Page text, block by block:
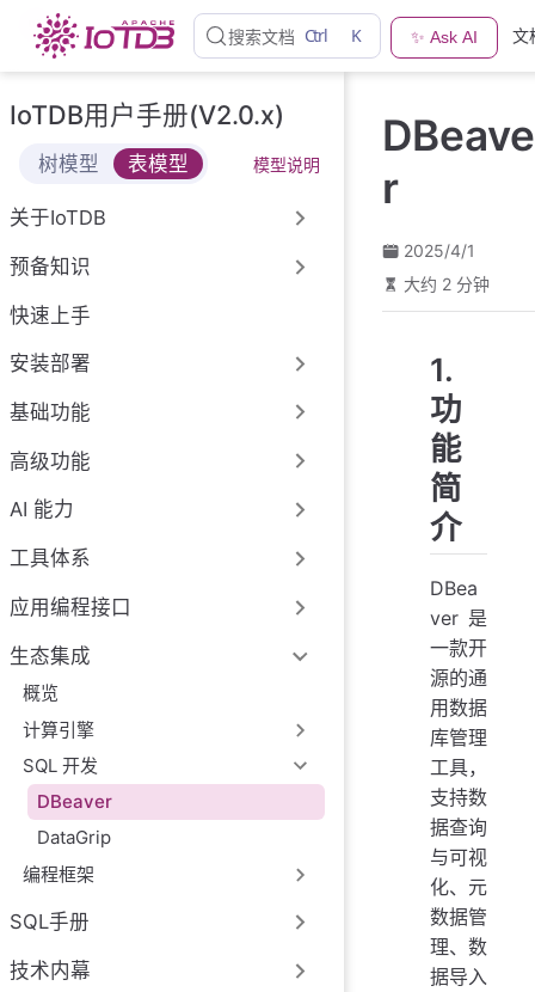
跳
至
主
要
內
容
搜索文档 Ctrl K ✨ Ask AI 文
IoTDB用户手册(V2.0.x)
树模型 表模型 模型说明
关于IoTDB
预备知识
快速上手
安装部署
基础功能
高级功能
AI 能力
工具体系
应用编程接口
生态集成
概览
计算引擎
SQL 开发
DBeaver
DataGrip
编程框架
SQL手册
技术内幕
DBeave
r
2025/4/1
大约 2 分钟
1.
功
能
简
介
DBea
ver 是
一款开
源的通
用数据
库管理
工具，
支持数
据查询
与可视
化​、元
数据管
理​、数
据导入